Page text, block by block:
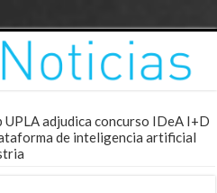
UPLA adjudica concurso IDeA I+D
de inteligencia artificial